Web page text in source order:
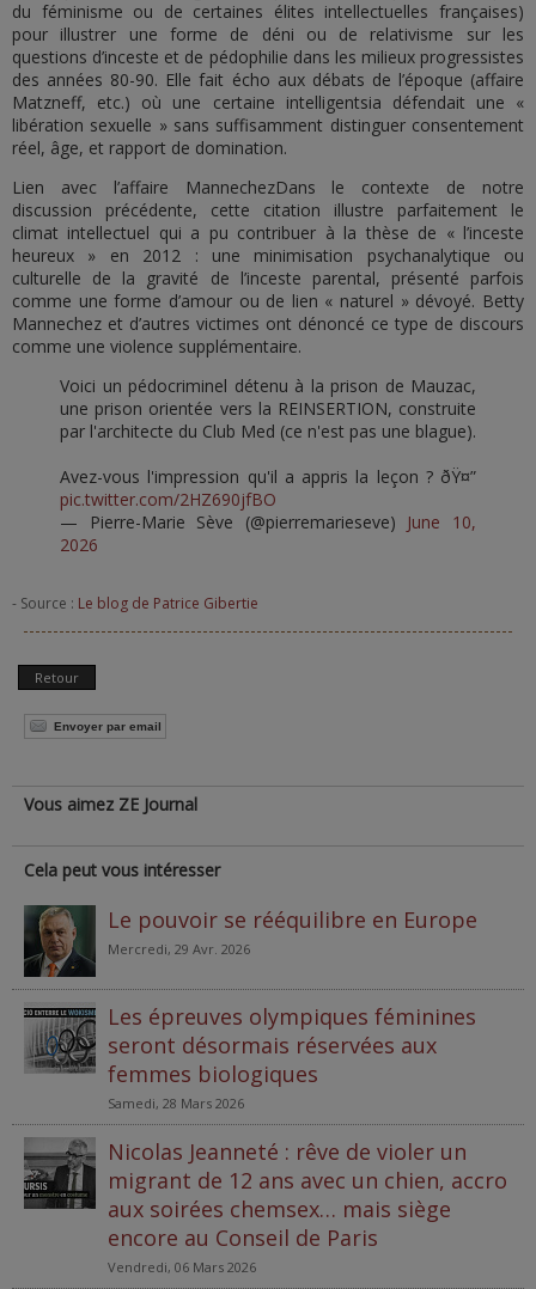
du féminisme ou de certaines élites intellectuelles françaises)
pour illustrer une forme de déni ou de relativisme sur les
questions d’inceste et de pédophilie dans les milieux progressistes
des années 80-90. Elle fait écho aux débats de l’époque (affaire
Matzneff, etc.) où une certaine intelligentsia défendait une «
libération sexuelle » sans suffisamment distinguer consentement
réel, âge, et rapport de domination.
Lien avec l’affaire MannechezDans le contexte de notre
discussion précédente, cette citation illustre parfaitement le
climat intellectuel qui a pu contribuer à la thèse de « l’inceste
heureux » en 2012 : une minimisation psychanalytique ou
culturelle de la gravité de l’inceste parental, présenté parfois
comme une forme d’amour ou de lien « naturel » dévoyé. Betty
Mannechez et d’autres victimes ont dénoncé ce type de discours
comme une violence supplémentaire.
Voici un pédocriminel détenu à la prison de Mauzac,
une prison orientée vers la REINSERTION, construite
par l'architecte du Club Med (ce n'est pas une blague).
Avez-vous l'impression qu'il a appris la leçon ? ðŸ¤”
pic.twitter.com/2HZ690jfBO
— Pierre-Marie Sève (@pierremarieseve) June 10,
2026
- Source : Le blog de Patrice Gibertie
Retour
Envoyer par email
Vous aimez ZE Journal
Cela peut vous intéresser
Le pouvoir se rééquilibre en Europe
Mercredi, 29 Avr. 2026
Les épreuves olympiques féminines
seront désormais réservées aux
femmes biologiques
Samedi, 28 Mars 2026
Nicolas Jeanneté : rêve de violer un
migrant de 12 ans avec un chien, accro
aux soirées chemsex… mais siège
encore au Conseil de Paris
Vendredi, 06 Mars 2026